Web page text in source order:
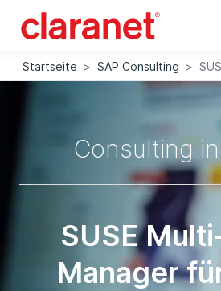
Startseite > SAP Consulting >
Consulting
SUSE
Manager